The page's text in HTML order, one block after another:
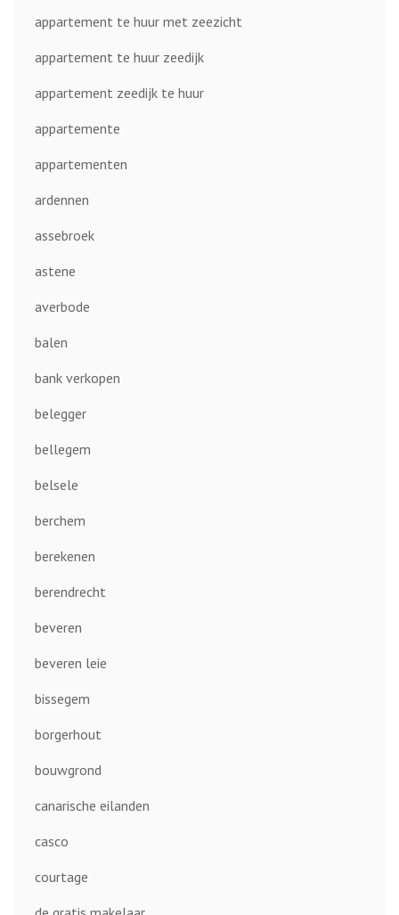
appartement te huur met zeezicht
appartement te huur zeedijk
appartement zeedijk te huur
appartemente
appartementen
ardennen
assebroek
astene
averbode
balen
bank verkopen
belegger
bellegem
belsele
berchem
berekenen
berendrecht
beveren
beveren leie
bissegem
borgerhout
bouwgrond
canarische eilanden
casco
courtage